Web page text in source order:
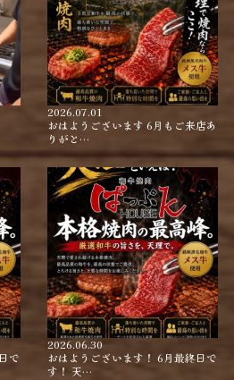
2026.07.01
おはようございます 6月もご来店あ
りがと…
で
2026.06.30
おはようございます！ 6月最終日で
す！ 天…